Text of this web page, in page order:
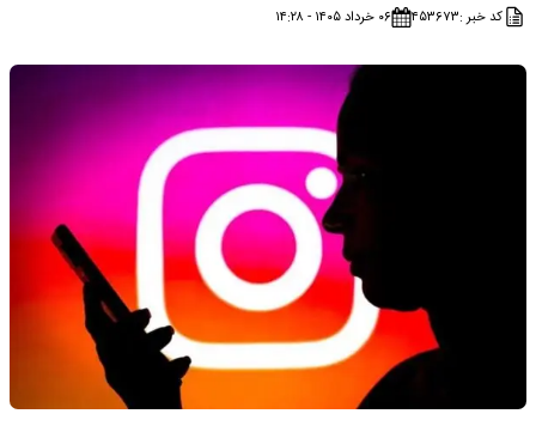
کد خبر :۴۵۳۶۷۳ ۰۶ خرداد ۱۴۰۵ - ۱۴:۲۸